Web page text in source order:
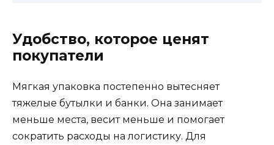
Удобство, которое ценят
покупатели
Мягкая упаковка постепенно вытесняет
тяжелые бутылки и банки. Она занимает
меньше места, весит меньше и помогает
сократить расходы на логистику. Для